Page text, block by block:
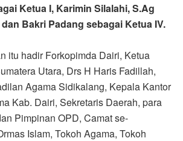
Ketua I, Karimin Silalahi, S.Ag
Bakri Padang sebagai Ketua IV.
itu hadir Forkopimda Dairi, Ketua
Utara, Drs H Haris Fadillah,
Agama Sidikalang, Kepala Kantor
Kab. Dairi, Sekretaris Daerah, para
Pimpinan OPD, Camat se-
Islam, Tokoh Agama, Tokoh